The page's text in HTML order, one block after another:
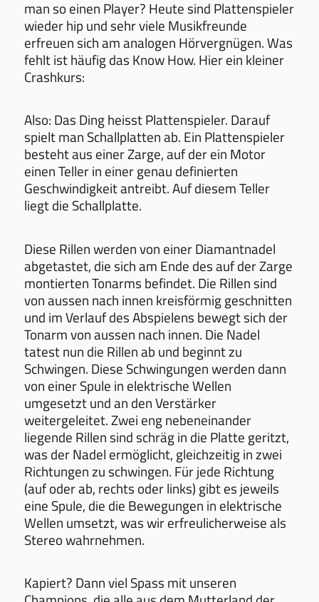
man so einen Player? Heute sind Plattenspieler
wieder hip und sehr viele Musikfreunde
erfreuen sich am analogen Hörvergnügen. Was
fehlt ist häufig das Know How. Hier ein kleiner
Crashkurs:
Also: Das Ding heisst Plattenspieler. Darauf
spielt man Schallplatten ab. Ein Plattenspieler
besteht aus einer Zarge, auf der ein Motor
einen Teller in einer genau definierten
Geschwindigkeit antreibt. Auf diesem Teller
liegt die Schallplatte.
Diese Rillen werden von einer Diamantnadel
abgetastet, die sich am Ende des auf der Zarge
montierten Tonarms befindet. Die Rillen sind
von aussen nach innen kreisförmig geschnitten
und im Verlauf des Abspielens bewegt sich der
Tonarm von aussen nach innen. Die Nadel
tatest nun die Rillen ab und beginnt zu
Schwingen. Diese Schwingungen werden dann
von einer Spule in elektrische Wellen
umgesetzt und an den Verstärker
weitergeleitet. Zwei eng nebeneinander
liegende Rillen sind schräg in die Platte geritzt,
was der Nadel ermöglicht, gleichzeitig in zwei
Richtungen zu schwingen. Für jede Richtung
(auf oder ab, rechts oder links) gibt es jeweils
eine Spule, die die Bewegungen in elektrische
Wellen umsetzt, was wir erfreulicherweise als
Stereo wahrnehmen.
Kapiert? Dann viel Spass mit unseren